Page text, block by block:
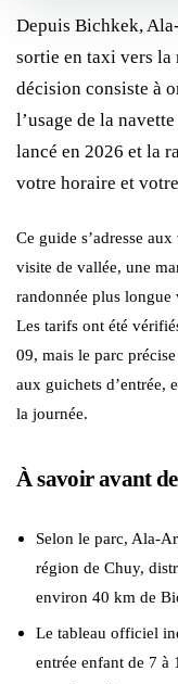
Depuis Bichkek,
sortie en taxi vers la
décision consiste à
l’usage de la
lancé en 2026 et la
votre horaire et
Ce guide s’adresse
visite de vallée, une
randonnée plus longue
Les tarifs ont été
09, mais le parc
aux guichets d’entrée,
la journée.
À savoir avant
Selon le parc, Ala-
région de Chuy,
environ 40 km de
Le tableau officiel
entrée enfant de 7 à